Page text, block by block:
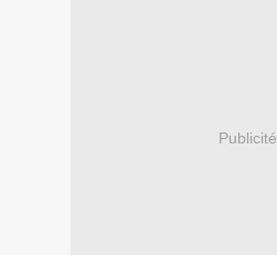
Publicité